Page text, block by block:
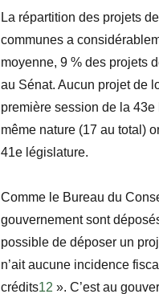
La répartition des projets
communes a
moyenne, 9 % des projets
au Sénat. Aucun projet de
première session de la 43e
même nature (17 au total)
41e législature.
Comme le Bureau du
gouvernement sont
possible de déposer un
n’ait aucune incidence
crédits12 ». C’est au